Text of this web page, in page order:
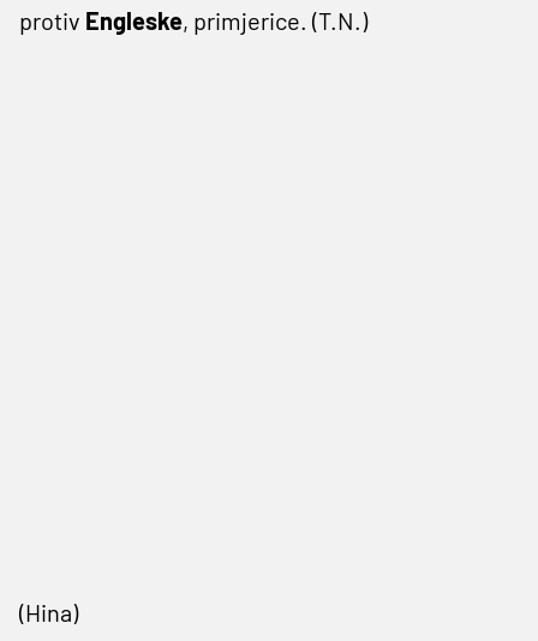
protiv Engleske, primjerice. (T.N.)
(Hina)